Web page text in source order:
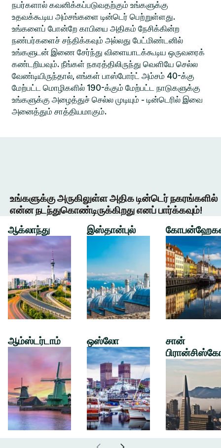
நபர்களால் கவனிக்கப்படுவதற்கும் உங்களுக்கு
உதவக்கூடிய அம்சங்களை டின்டெர் பெற்றுள்ளது.
உங்களைப் போன்றே காபியை அதிகம் நேசிக்கின்ற
நண்பர்களைச் சந்திக்கவும் அல்லது பேட்மிண்டனில்
உங்களுடன் இணை சேர்ந்து விளையாடக்கூடிய ஒருவரைக்
கண்டறியவும். நீங்கள் நகரத்திலிருந்து வெளியே செல்ல
வேண்டியிருந்தால், எங்கள் பாஸ்போர்ட் அம்சம் 40-க்கு
மேற்பட்ட மொழிகளில் 190-க்கும் மேற்பட்ட நாடுகளுக்கு
உங்களுக்கு அழைத்துச் செல்ல முடியும் - டின்டெரில் இவை
அனைத்தும் சாத்தியமாகும்.
உங்களுக்கு அருகிலுள்ள அதிக டின்டெர் நகரங்களில்
என்ன நடந்துகொண்டிருக்கிறது எனப் பார்க்கவும்!
ஆக்லாந்து
ஆம்ஸ்டர்டாம்
இஸ்தான்புல்
ஒஸ்லோ
சான்